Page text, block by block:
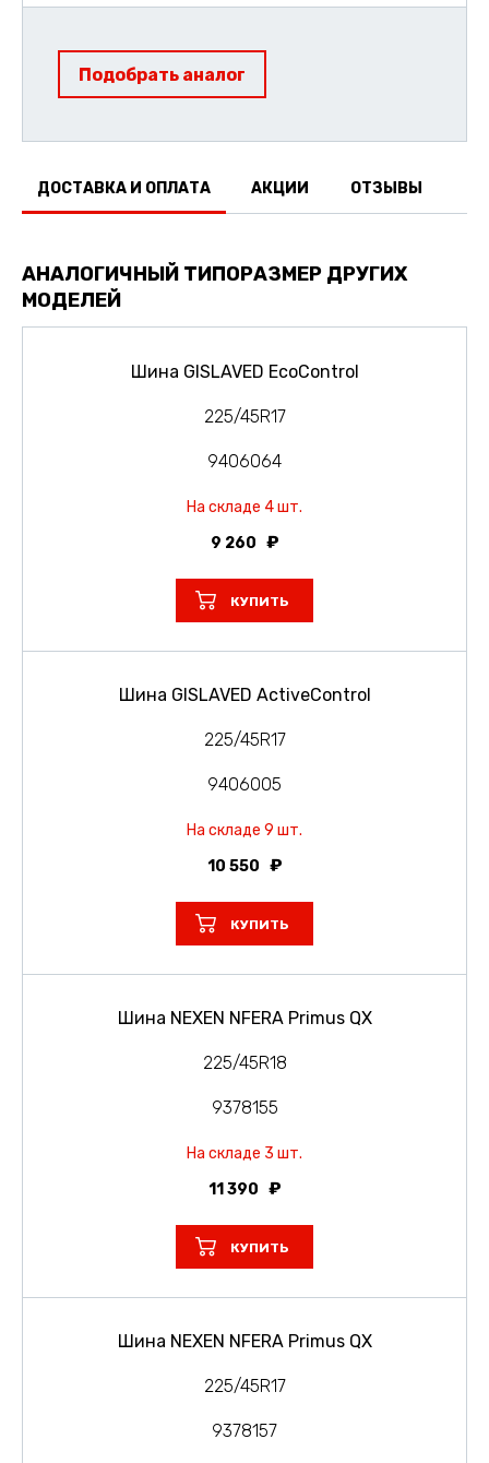
Подобрать аналог
ДОСТАВКА И ОПЛАТА АКЦИИ ОТЗЫВЫ
АНАЛОГИЧНЫЙ ТИПОРАЗМЕР ДРУГИХ
МОДЕЛЕЙ
Шина GISLAVED EcoControl
225/45R17
9406064
На складе 4 шт.
9 260
КУПИТЬ
Шина GISLAVED ActiveControl
225/45R17
9406005
На складе 9 шт.
10 550
КУПИТЬ
Шина NEXEN NFERA Primus QX
225/45R18
9378155
На складе 3 шт.
11 390
КУПИТЬ
Шина NEXEN NFERA Primus QX
225/45R17
9378157